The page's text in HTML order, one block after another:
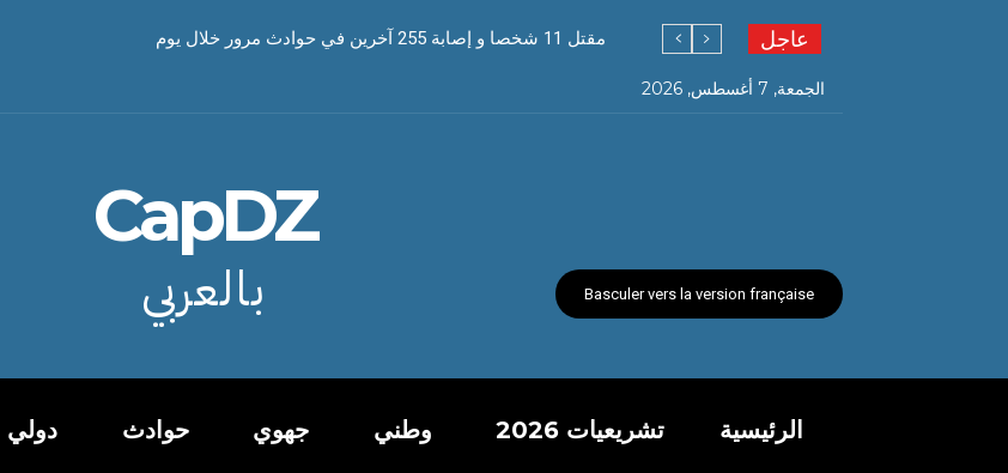
عاجل مقتل 11 شخصا و إصابة 255 آخرين في حوادث مرور خلال يوم
الجمعة, 7 أغسطس, 2026
Basculer vers la version française
CapDZ
بالعربي
الرئيسية تشريعيات 2026 وطني جهوي حوادث دولي